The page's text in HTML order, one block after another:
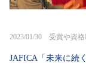
2023/01/30 受賞や資格
JAFICA「未来に続